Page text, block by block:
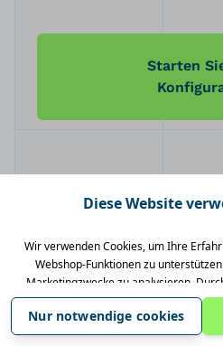
Starten
Diese Website
Wir verwenden Cookies, um Ihre
Webshop-Funktionen zu
Marketingzwecke zu analysieren.
stimmen Sie deren Verwendung zur
zur Gewinnung von Erkenntnissen
Website zu.Cookie-
Nur notwendige cookies